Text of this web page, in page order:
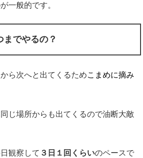
一般的です。
までやるの？
ら次へと出てくるためこまめに摘み
じ場所からも出てくるので油断大敵
観察して ３日１回くらいのペースで